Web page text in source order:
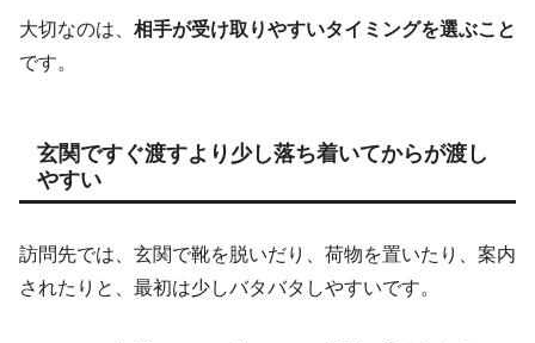
大切なのは、 相手が受け取りやすいタイミングを選ぶこと
です。
玄関ですぐ渡すより少し落ち着いてからが渡し
やすい
訪問先では、玄関で靴を脱いだり、荷物を置いたり、案内
されたりと、最初は少しバタバタしやすいです。